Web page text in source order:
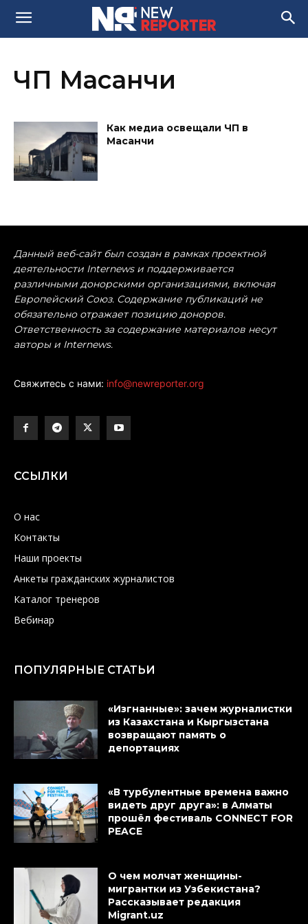
ЧП Масанчи
Как медиа освещали ЧП в
Масанчи
Данный веб-сайт был создан в рамках проектной
деятельности Internews и поддерживается
различными донорскими организациями, включая
Европейский Союз. Содержание публикаций не
обязательно отражает позицию доноров.
Ответственность за содержание материалов несут
авторы и Internews.
Свяжитесь с нами: info@newreporter.org
ССЫЛКИ
О нас
Контакты
Наши проекты
Анкеты гражданских журналистов
Каталог тренеров
Вебинар
ПОПУЛЯРНЫЕ СТАТЬИ
«Изгнанные»: зачем журналистки
из Казахстана и Кыргызстана
возвращают память о
депортациях
«В турбулентные времена важно
видеть друг друга»: в Алматы
прошёл фестиваль CONNECT FOR
PEACE
О чем молчат женщины-
мигрантки из Узбекистана?
Рассказывает редакция
Migrant.uz